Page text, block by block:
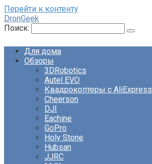
Перейти к контенту
DronGeek
Поиск:
Для дома
Обзоры
3DRobotics
Autel EVO
Квадрокоптеры с AliExpress
Cheerson
DJI
Eachine
GoPro
Holy Stone
Hubsan
JJRC